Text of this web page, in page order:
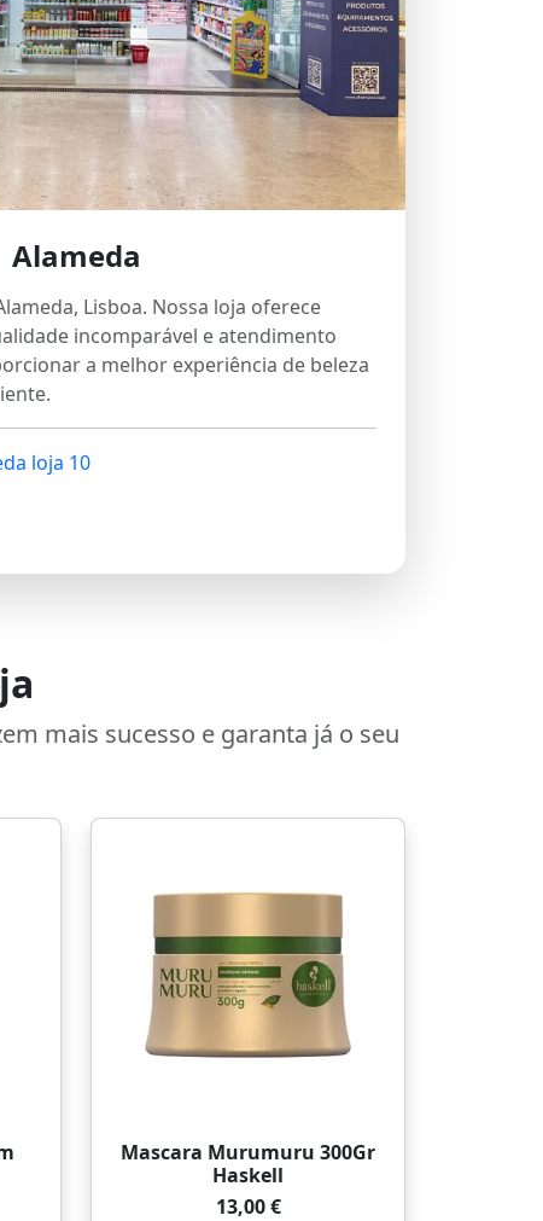
Alameda
Lisboa. Nossa loja oferece
incomparável e atendimento
a melhor experiência de beleza
loja 10
mais sucesso e garanta já o seu
Mascara Murumuru 300Gr
Haskell
13,00 €